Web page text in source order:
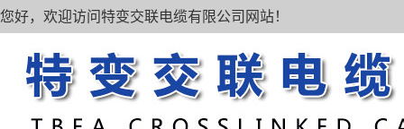
您好，欢迎访问特变交联电缆有限公司网站！